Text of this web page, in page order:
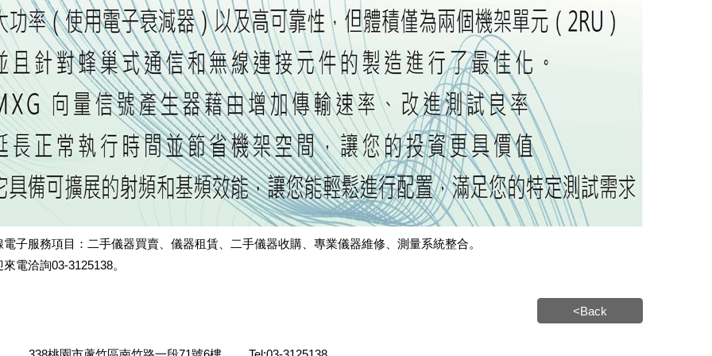
電子服務項目：二手儀器買賣、儀器租賃、二手儀器收購、專業儀器維修、測量系統整合。
來電洽詢03-3125138。
<Back